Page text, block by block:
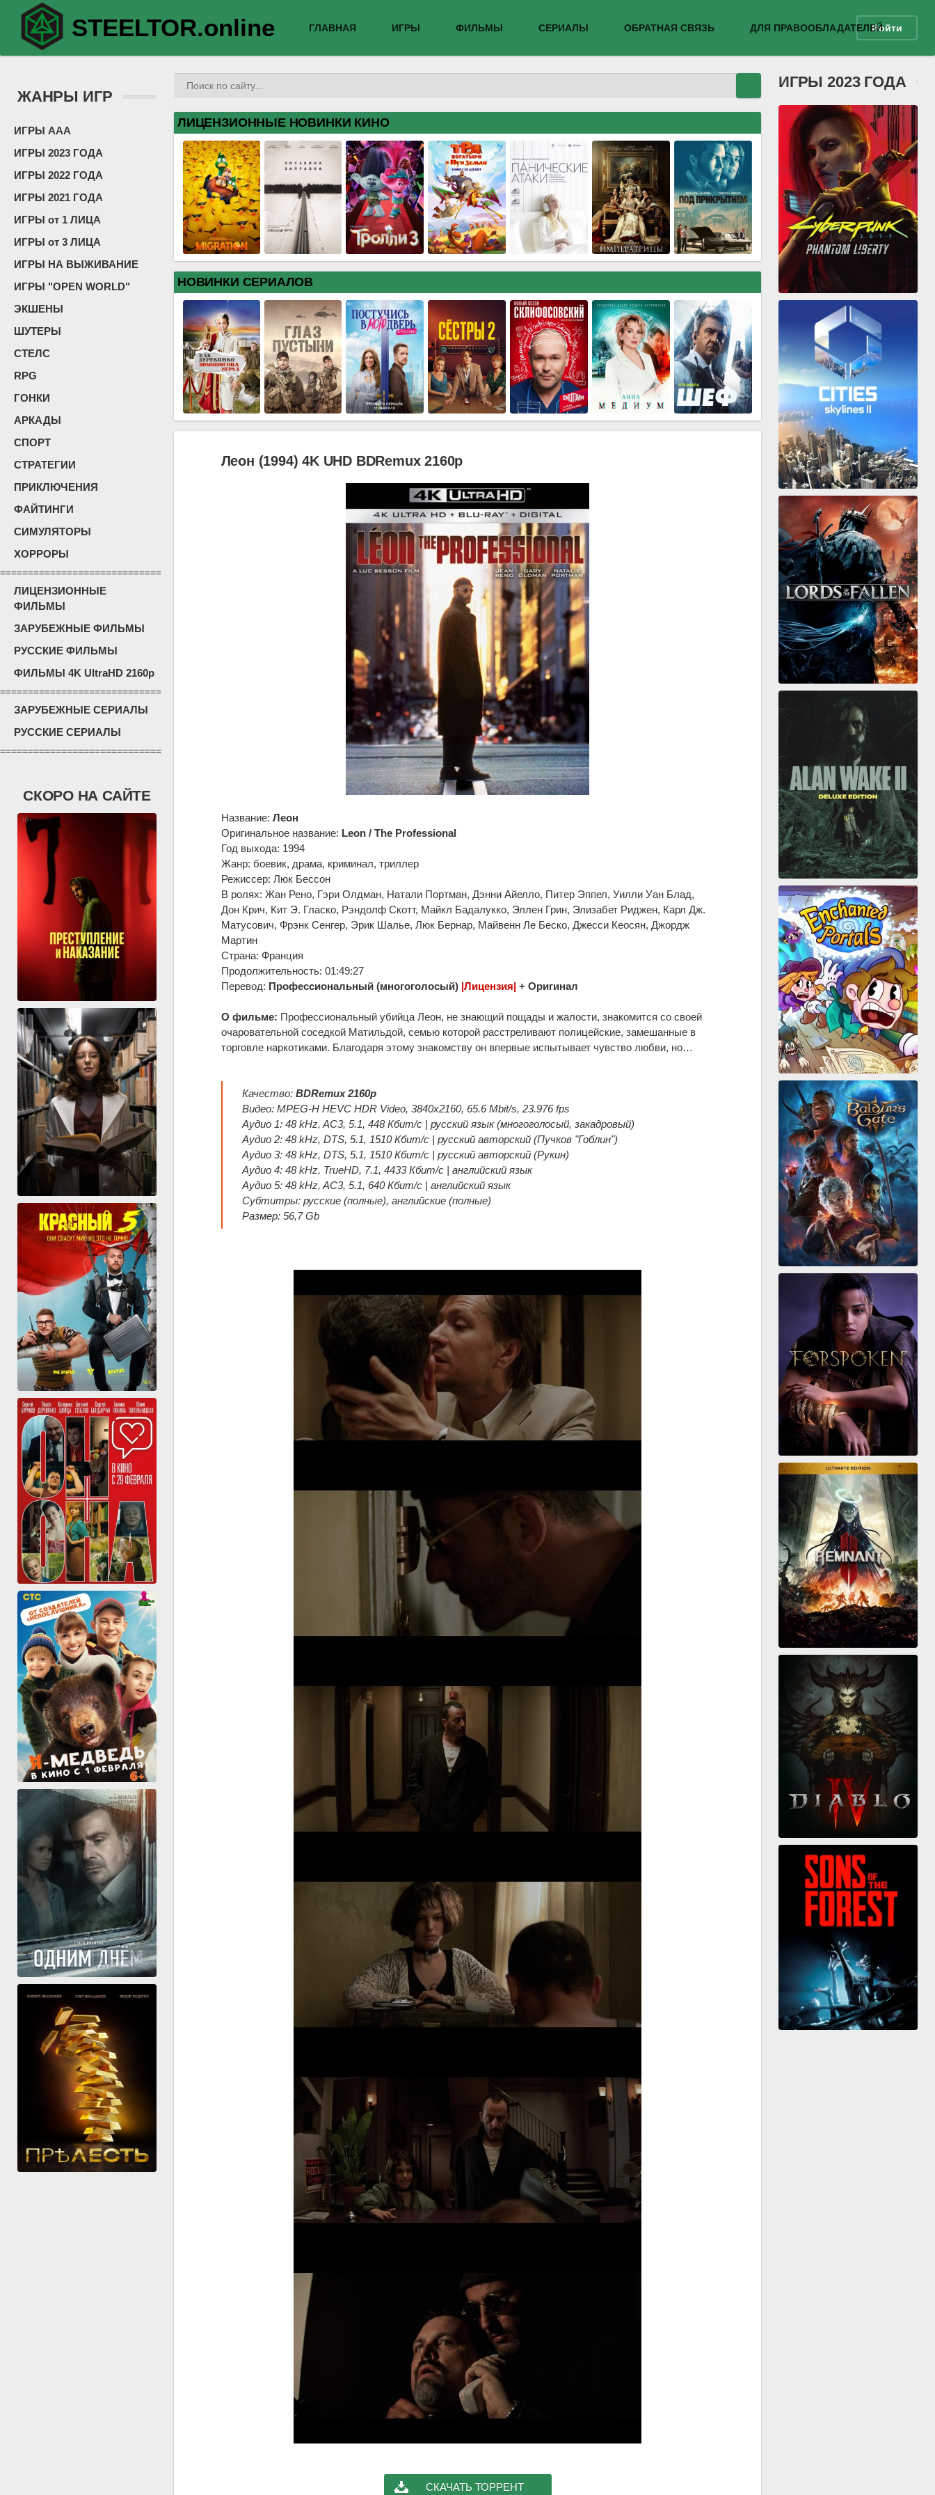
STEELTOR.online ГЛАВНАЯ ИГРЫ ФИЛЬМЫ СЕРИАЛЫ ОБРАТНАЯ СВЯЗЬ ДЛЯ ПРАВООБЛАДАТЕЛЕЙВойти
ЖАНРЫ ИГР
ИГРЫ ААА
ИГРЫ 2023 ГОДА
ИГРЫ 2022 ГОДА
ИГРЫ 2021 ГОДА
ИГРЫ от 1 ЛИЦА
ИГРЫ от 3 ЛИЦА
ИГРЫ НА ВЫЖИВАНИЕ
ИГРЫ "OPEN WORLD"
ЭКШЕНЫ
ШУТЕРЫ
СТЕЛС
RPG
ГОНКИ
АРКАДЫ
СПОРТ
СТРАТЕГИИ
ПРИКЛЮЧЕНИЯ
ФАЙТИНГИ
СИМУЛЯТОРЫ
ХОРРОРЫ
=============================
ЛИЦЕНЗИОННЫЕ
ФИЛЬМЫ
ЗАРУБЕЖНЫЕ ФИЛЬМЫ
РУССКИЕ ФИЛЬМЫ
ФИЛЬМЫ 4K UltraHD 2160p
=============================
ЗАРУБЕЖНЫЕ СЕРИАЛЫ
РУССКИЕ СЕРИАЛЫ
=============================
СКОРО НА САЙТЕ
ЛИЦЕНЗИОННЫЕ НОВИНКИ КИНО
НОВИНКИ СЕРИАЛОВ
Леон (1994) 4K UHD BDRemux 2160p
Название: Леон
Оригинальное название: Leon / The Professional
Год выхода: 1994
Жанр: боевик, драма, криминал, триллер
Режиссер: Люк Бессон
В ролях: Жан Рено, Гэри Олдман, Натали Портман, Дэнни Айелло, Питер Эппел, Уилли Уан Блад,
Дон Крич, Кит Э. Гласко, Рэндолф Скотт, Майкл Бадалукко, Эллен Грин, Элизабет Риджен, Карл Дж.
Матусович, Фрэнк Сенгер, Эрик Шалье, Люк Бернар, Майвенн Ле Беско, Джесси Кеосян, Джордж
Мартин
Страна: Франция
Продолжительность: 01:49:27
Перевод: Профессиональный (многоголосый) |Лицензия| + Оригинал
О фильме: Профессиональный убийца Леон, не знающий пощады и жалости, знакомится со своей
очаровательной соседкой Матильдой, семью которой расстреливают полицейские, замешанные в
торговле наркотиками. Благодаря этому знакомству он впервые испытывает чувство любви, но…
Качество: BDRemux 2160p
Видео: MPEG-H HEVC HDR Video, 3840x2160, 65.6 Mbit/s, 23.976 fps
Аудио 1: 48 kHz, AC3, 5.1, 448 Кбит/с | русский язык (многоголосый, закадровый)
Аудио 2: 48 kHz, DTS, 5.1, 1510 Кбит/с | русский авторский (Пучков "Гоблин")
Аудио 3: 48 kHz, DTS, 5.1, 1510 Кбит/с | русский авторский (Рукин)
Аудио 4: 48 kHz, TrueHD, 7.1, 4433 Кбит/с | английский язык
Аудио 5: 48 kHz, AC3, 5.1, 640 Кбит/с | английский язык
Субтитры: русские (полные), английские (полные)
Размер: 56,7 Gb
СКАЧАТЬ ТОРРЕНТ
ИГРЫ 2023 ГОДА